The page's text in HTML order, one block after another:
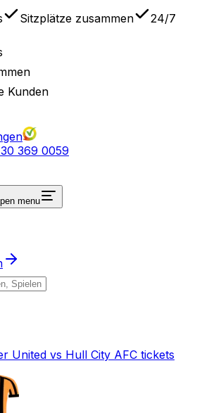
Sitzplätze zusammen
24/7
Kunden
369 0059
menu
United vs Hull City AFC tickets